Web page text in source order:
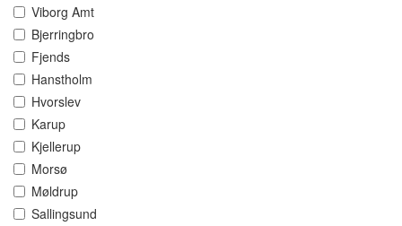
Viborg Amt
Bjerringbro
Fjends
Hanstholm
Hvorslev
Karup
Kjellerup
Morsø
Møldrup
Sallingsund